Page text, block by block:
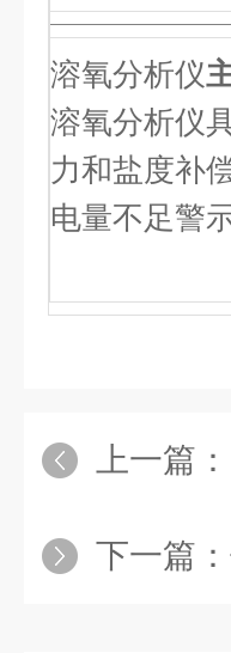
溶氧分析仪
溶氧分析仪
力和盐度补
电量不足警
上一篇：
下一篇：